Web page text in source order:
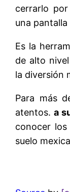
cerrarlo
una
Es la
de alto
la diversión
Para más
atentos. a
conocer
suelo